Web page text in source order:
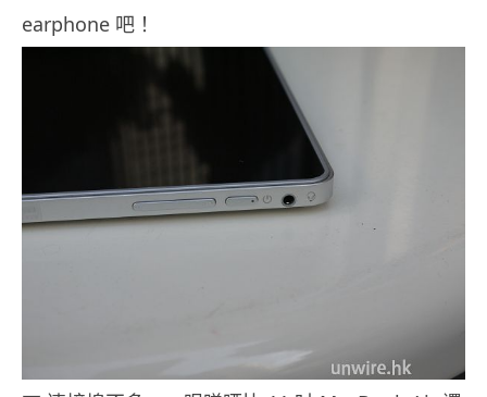
earphone 吧！